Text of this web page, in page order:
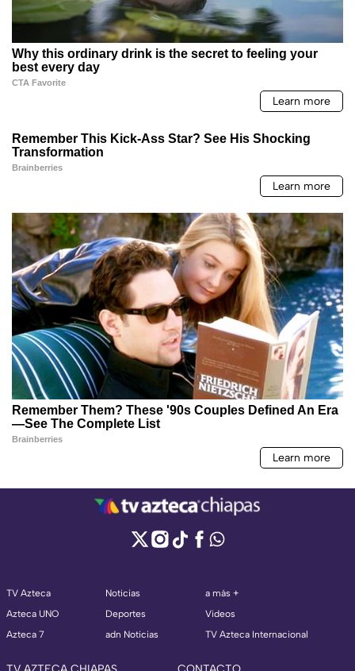
TV Azteca
Azteca UNO
Azteca 7
Noticias
Deportes
adn Noticias
a más +
Videos
TV Azteca Internacional